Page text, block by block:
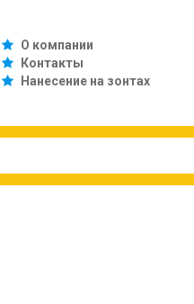
О компании
Контакты
Нанесение на зонтах